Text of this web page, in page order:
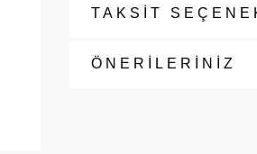
TAKSİT
ÖNERİLERİNİZ